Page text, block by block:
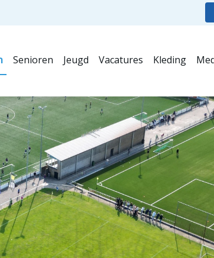
Senioren Jeugd Vacatures Kleding